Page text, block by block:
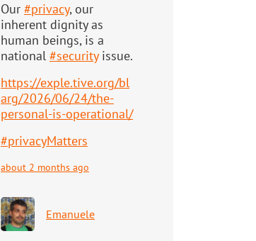
Our #privacy, our
inherent dignity as
human beings, is a
national #securityissue.
https://exple.tive.org/bl
arg/2026/06/24/the-
personal-is-operational/
#privacyMatters
about 2 months ago
Emanuele